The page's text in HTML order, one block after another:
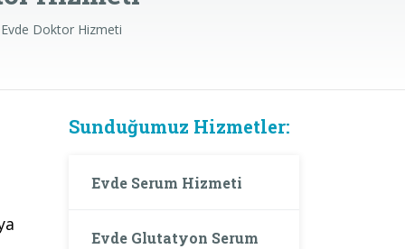
Doktor Hizmeti
Sunduğumuz Hizmetler:
Evde Serum Hizmeti
Evde Glutatyon Serum